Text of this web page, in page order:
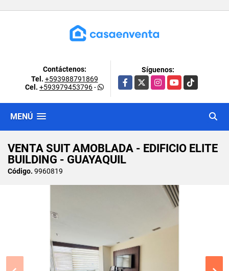
Contáctenos:
Tel. +593988791869
Cel. +593979453796-
Síguenos:
Facebook
X InstagramYouTubeTikTok
MENÚ
VENTA SUIT AMOBLADA - EDIFICIO ELITE
BUILDING - GUAYAQUIL
Código. 9960819